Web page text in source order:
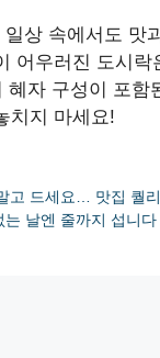
상 속에서도
어우러진 도시
자 구성이 포
치지 마세요!
고 드세요… 맛집 퀄
날엔 줄까지 섭니다